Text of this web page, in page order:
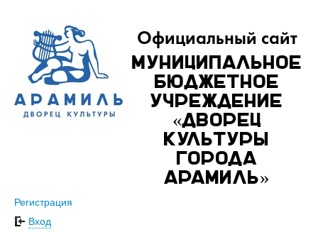
Официальный сайт
Муниципальное
бюджетное
учреждение
«Дворец
культуры
города
Арамиль»
Регистрация
Вход